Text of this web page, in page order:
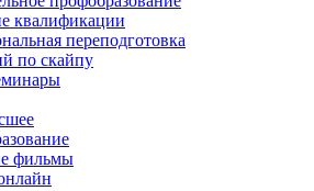
квалификации
переподготовка
по скайпу
фильмы